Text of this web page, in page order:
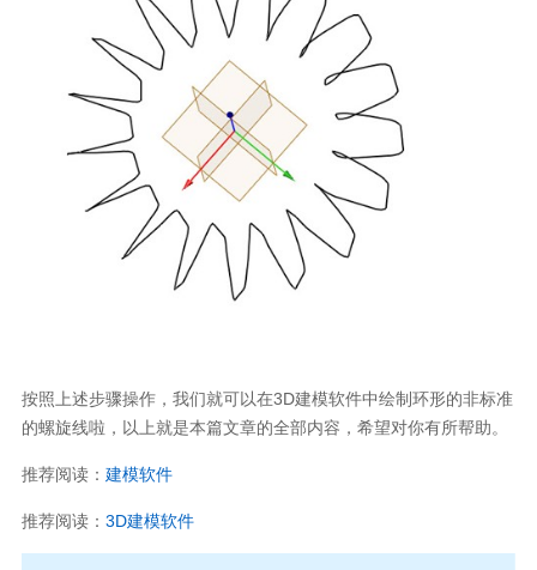
按照上述步骤操作，我们就可以在3D建模软件中绘制环形的非标准
的螺旋线啦，以上就是本篇文章的全部内容，希望对你有所帮助。
推荐阅读： 建模软件
推荐阅读： 3D建模软件